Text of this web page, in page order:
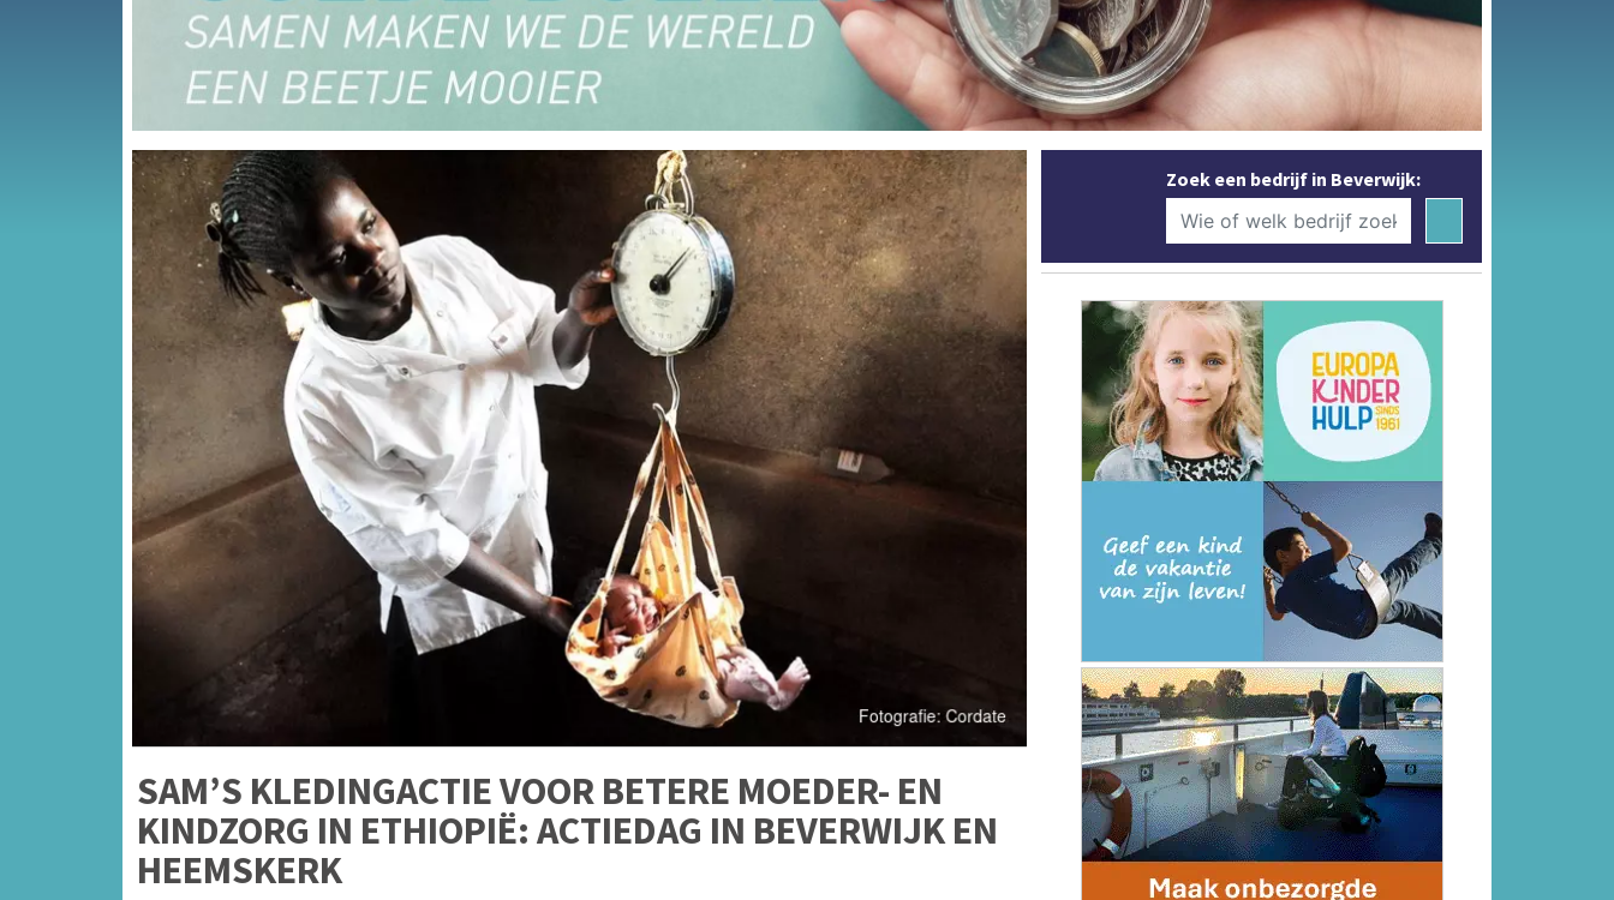
SAM’S KLEDINGACTIE VOOR BETERE MOEDER- EN
KINDZORG IN ETHIOPIË: ACTIEDAG IN BEVERWIJK EN
HEEMSKERK
Zoek een bedrijf in Beverwijk: